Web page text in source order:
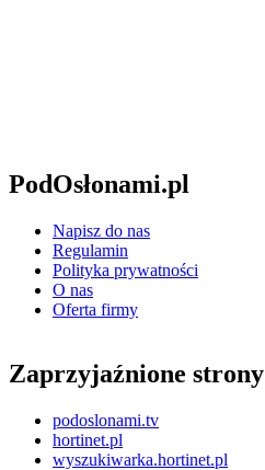
PodOsłonami.pl
Napisz do nas
Regulamin
Polityka prywatności
O nas
Oferta firmy
Zaprzyjaźnione strony
podoslonami.tv
hortinet.pl
wyszukiwarka.hortinet.pl